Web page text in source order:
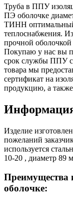
Труба в ППУ
ПЭ оболочке
ТИНН оптимальный
теплоснабжения.
прочной
Покупаю у нас вы
срок службы ППУ
товара мы
сертификат на
продукцию, а
Изделие
пожеланий
используется
10-20 , диаметр 89
Преимущества
оболочке: